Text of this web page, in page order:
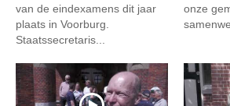
van de eindexamens dit jaar
plaats in Voorburg.
Staatssecretaris...
onze